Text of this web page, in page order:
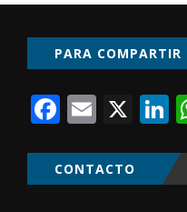
PARA COMPARTIR
Facebook
Email
X
CONTACTO